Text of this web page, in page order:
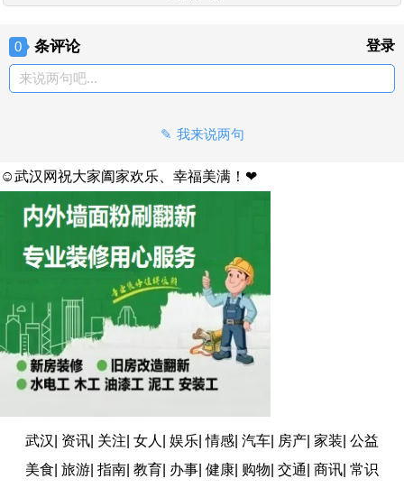
0 条评论 登录
来说两句吧...
我来说两句
☺武汉网祝大家阖家欢乐、幸福美满！❤
武汉 资讯 关注 女人 娱乐 |情感 汽车 房产 家装 公益
美食 旅游 指南 教育 办事 健康 购物 交通 商讯 常识